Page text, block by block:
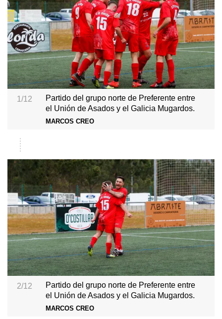
1/12
Partido del grupo norte de Preferente entre
el Unión de Asados y el Galicia Mugardos.
MARCOS CREO
2/12
Partido del grupo norte de Preferente entre
el Unión de Asados y el Galicia Mugardos.
MARCOS CREO